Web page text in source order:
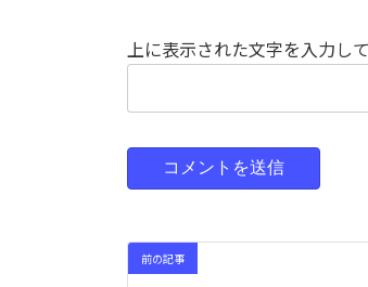
上に表示された文字を入力し
前の記事